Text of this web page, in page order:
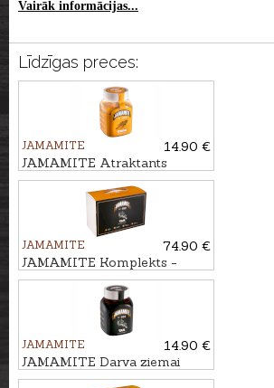
Vairāk informācijas...
Līdzīgas preces:
JAMAMITE
14.90 €
JAMAMITE Atraktants
KUKURŪZA, 450ml
JAMAMITE
74.90 €
JAMAMITE Komplekts -
darva visām sezonām TAR,
JAMAMITE
14.90 €
JAMAMITE Darva ziemai
TAR, 450ml